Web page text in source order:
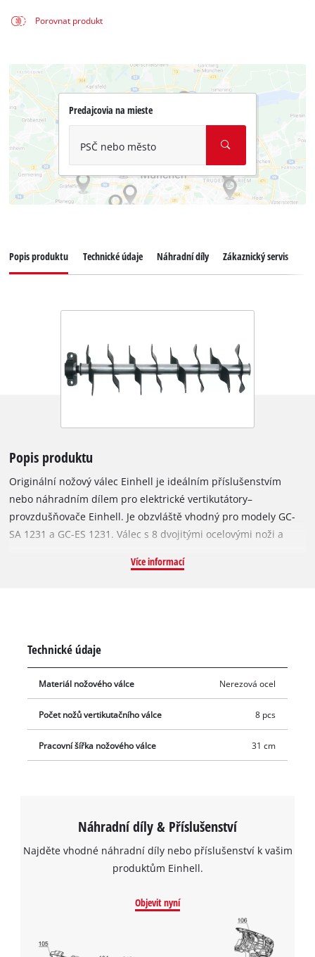
Porovnat produkt
Predajcovia na mieste
PSČ nebo město
K načtení služby Google Maps
potřebujeme váš souhlas!
Popis produktu Technické údaje Náhradní díly Zákaznický servis
Popis produktu
Originální nožový válec Einhell je ideálním příslušenstvím
nebo náhradním dílem pro elektrické vertikutátory–
provzdušňovače Einhell. Je obzvláště vhodný pro modely GC-
SA 1231 a GC-ES 1231. Válec s 8 dvojitými ocelovými noži a
kořenů, čímž zajišťuje dobře udržovaný a zdravý trávník.
Více informací
Technické údaje
Materiál nožového válce Nerezová ocel
Počet nožů vertikutačního válce 8 pcs
Pracovní šířka nožového válce 31 cm
Náhradní díly & Příslušenství
Najděte vhodné náhradní díly nebo příslušenství k vašim
produktům Einhell.
Objevit nyní